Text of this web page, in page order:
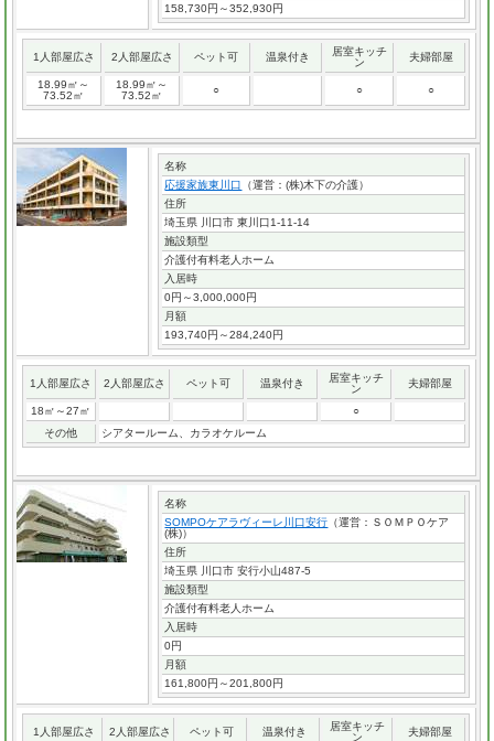
158,730円～352,930円
1人部屋広さ 2人部屋広さ ペット可 温泉付き
居室キッチ
ン
夫婦部屋
18.99㎡～
73.52㎡
18.99㎡～
73.52㎡
○ ○ ○
名称
応援家族東川口
（運営：(株)木下の介護）
住所
埼玉県 川口市 東川口1-11-14
施設類型
介護付有料老人ホーム
入居時
0円～3,000,000円
月額
193,740円～284,240円
1人部屋広さ 2人部屋広さ ペット可 温泉付き
居室キッチ
ン
夫婦部屋
18㎡～27㎡
○
その他
シアタールーム、カラオケルーム
名称
SOMPOケアラヴィーレ川口安行 （運営：ＳＯＭＰＯケア
(株)）
住所
埼玉県 川口市 安行小山487-5
施設類型
介護付有料老人ホーム
入居時
0円
月額
161,800円～201,800円
1人部屋広さ 2人部屋広さ ペット可 温泉付き
居室キッチ
ン
夫婦部屋